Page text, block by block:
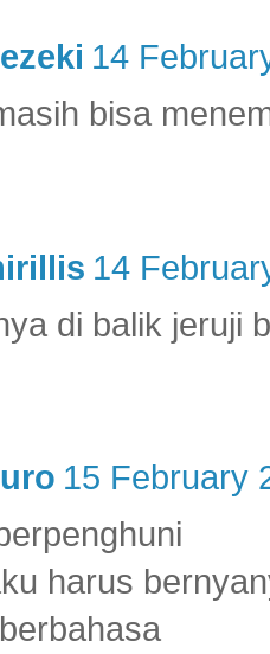
14
bisa
14
di balik jeruji
15 February
harus